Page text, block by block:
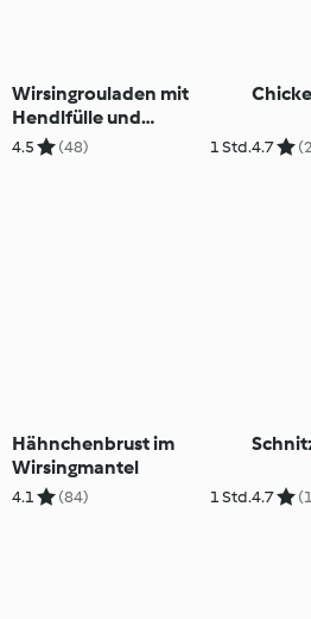
Wirsingrouladen mit
Hendlfülle und
Paprikagemüse
4.5 (48) 1 Std.4.7
Hähnchenbrust im
Wirsingmantel
4.1 (84) 1 Std.4.7